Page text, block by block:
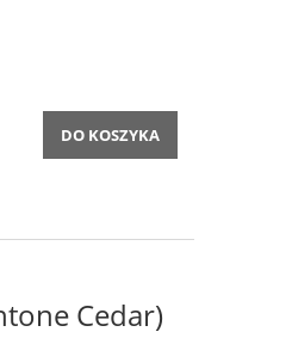
DO KOSZYKA
Cedar)